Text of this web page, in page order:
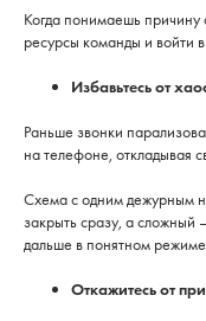
Когда понимаешь
ресурсы команды и войти
Избавьтесь от
Раньше звонки
на телефоне, откладывая
Схема с одним дежурным
закрыть сразу, а сложный
дальше в понятном
Откажитесь от